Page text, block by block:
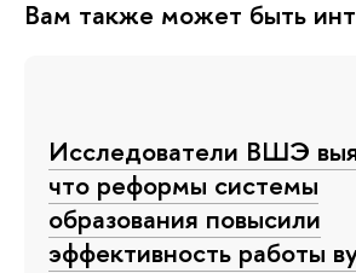
Вам также может быть
Исследователи ВШЭ
что реформы системы
образования повысили
эффективность работы